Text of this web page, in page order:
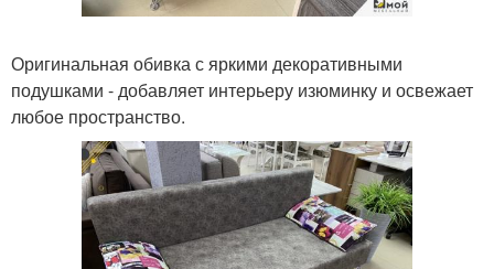
Оригинальная обивка с яркими декоративными
подушками - добавляет интерьеру изюминку и освежает
любое пространство.